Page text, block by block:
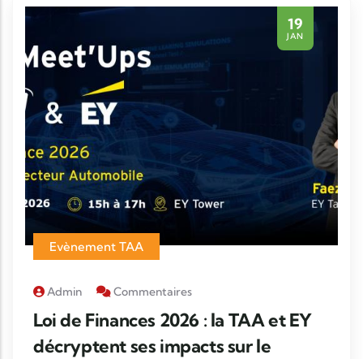
19
JAN
Evènement TAA
Admin Commentaires
Loi de Finances 2026 : la TAA et EY
décryptent ses impacts sur le